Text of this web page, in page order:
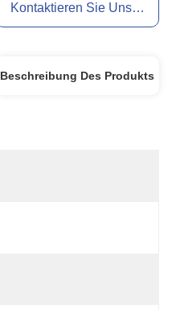
Kontaktieren Sie Uns Jetzt
Beschreibung Des Produkts